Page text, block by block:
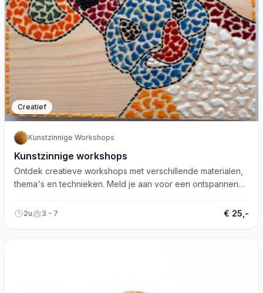
Creatief
Kunstzinnige Workshops
Kunstzinnige workshops
Ontdek creatieve workshops met verschillende materialen,
thema's en technieken. Meld je aan voor een ontspannen
2u 3 - 7 € 25,-